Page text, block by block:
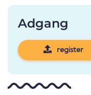
Adgang
register